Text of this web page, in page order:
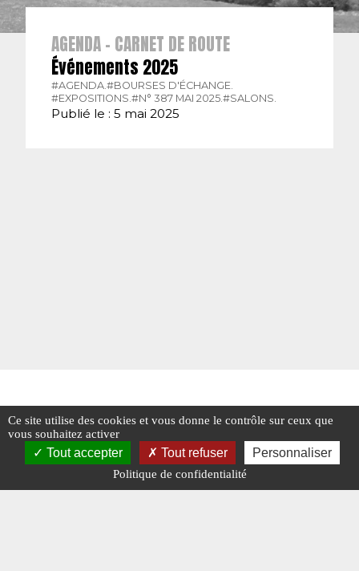
AGENDA - CARNET DE ROUTE
Événements 2025
#AGENDA. #BOURSES D'ÉCHANGE.
#EXPOSITIONS. #N° 387 MAI 2025. #SALONS.
Publié le : 5 mai 2025
Ce site utilise des cookies et vous donne le contrôle sur ceux que
vous souhaitez activer
Tout accepter Tout refuser Personnaliser
Politique de confidentialité